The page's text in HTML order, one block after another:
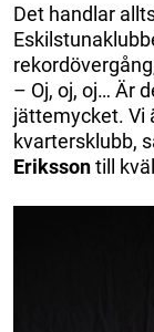
Det handlar
– Oj, oj, oj… Är
jättemycket. Vi
kvartersklubb,
Erikssontill